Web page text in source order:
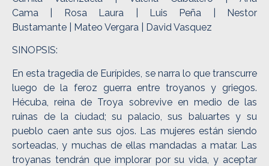
Cama | Rosa Laura | Luis Peña | Nestor
Bustamante | Mateo Vergara | David Vasquez
SINOPSIS:
En esta tragedia de Eurípides, se narra lo que transcurre
luego de la feroz guerra entre troyanos y griegos.
Hécuba, reina de Troya sobrevive en medio de las
ruinas de la ciudad; su palacio, sus baluartes y su
pueblo caen ante sus ojos. Las mujeres están siendo
sorteadas, y muchas de ellas mandadas a matar. Las
troyanas tendrán que implorar por su vida, y aceptar